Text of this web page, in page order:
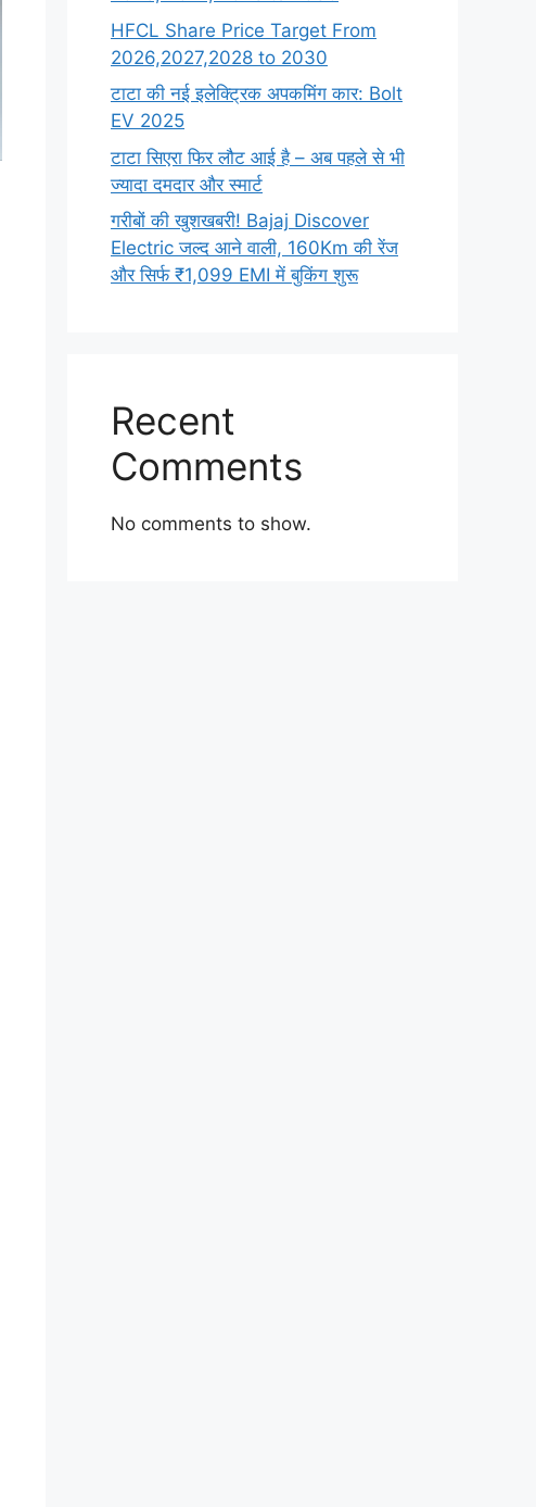
HFCL Share Price Target From
2026,2027,2028 to 2030
टाटा की नई इलेक्ट्रिक अपकमिंग कार: Bolt
EV 2025
टाटा सिएरा फिर लौट आई है – अब पहले से भी
ज्यादा दमदार और स्मार्ट
गरीबों की खुशखबरी! Bajaj Discover
Electric जल्द आने वाली, 160Km की रेंज
और सिर्फ ₹1,099 EMI में बुकिंग शुरू
Recent
Comments
No comments to show.